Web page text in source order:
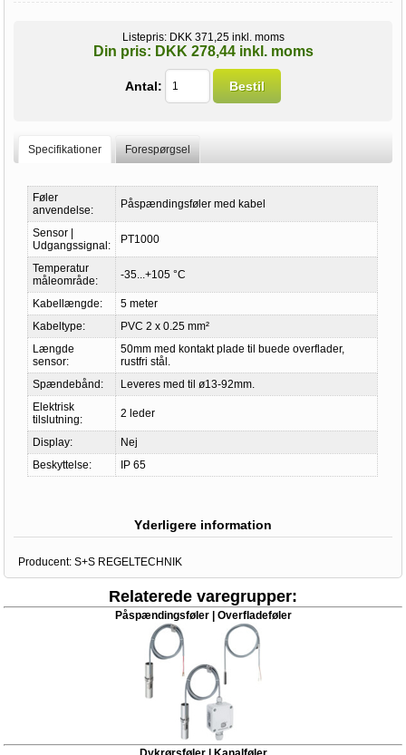
Listepris: DKK 371,25 inkl. moms
Din pris: DKK 278,44 inkl. moms
Antal: Bestil
Specifikationer Forespørgsel
Føler
anvendelse:
Påspændingsføler med kabel
Sensor |
Udgangssignal:
PT1000
Temperatur
måleområde:
-35...+105 °C
Kabellængde:
5 meter
Kabeltype:
PVC 2 x 0.25 mm²
Længde
sensor:
50mm med kontakt plade til buede overflader,
rustfri stål.
Spændebånd:
Leveres med til ø13-92mm.
Elektrisk
tilslutning:
2 leder
Display:
Nej
Beskyttelse:
IP 65
Yderligere information
Producent: S+S REGELTECHNIK
Relaterede varegrupper:
Påspændingsføler | Overfladeføler